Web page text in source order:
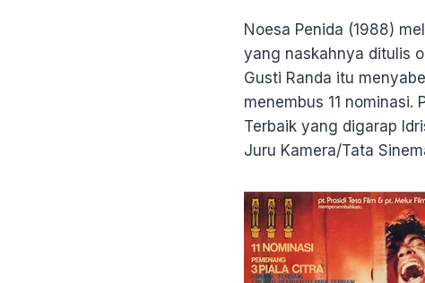
Noesa Penida (1988)
yang naskahnya ditulis
Gusti Randa itu
menembus 11
Terbaik yang digarap
Juru Kamera/Tata